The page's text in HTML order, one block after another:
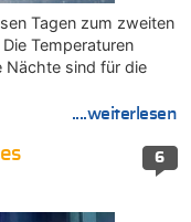
Tagen zum zweiten
Temperaturen
Nächte sind für die
....weiterlesen
6